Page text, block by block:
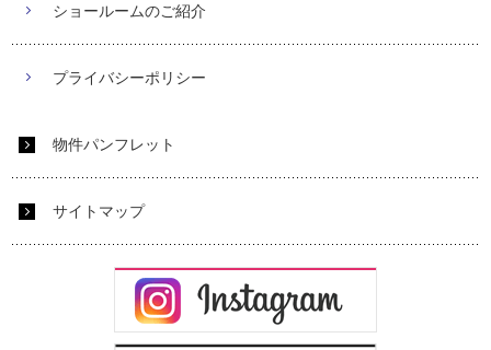
ショールームのご紹介
プライバシーポリシー
物件パンフレット
サイトマップ